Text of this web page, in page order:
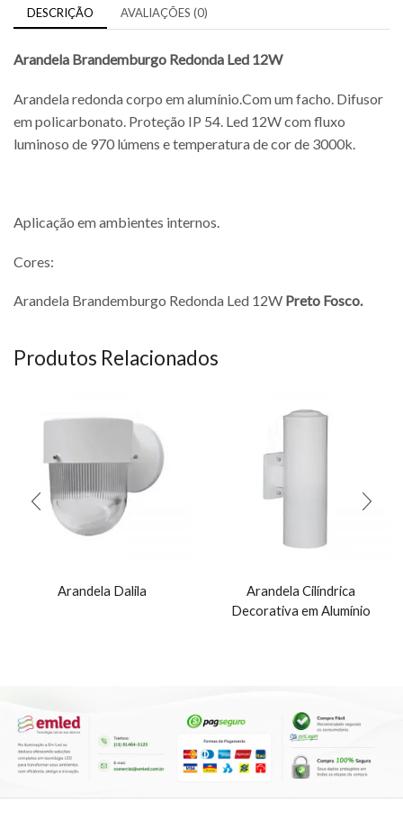
DESCRIÇÃO AVALIAÇÕES (0)
Arandela Brandemburgo Redonda Led 12W
Arandela redonda corpo em alumínio.Com um facho. Difusor
em policarbonato. Proteção IP 54. Led 12W com fluxo
luminoso de 970 lúmens e temperatura de cor de 3000k.
Aplicação em ambientes internos.
Cores:
Arandela Brandemburgo Redonda Led 12W Preto Fosco.
Produtos Relacionados
Arandela Dalila
Arandela Cilíndrica
Decorativa em Alumínio